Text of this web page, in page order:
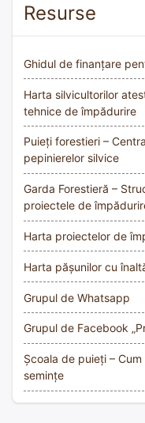
Resurse
Ghidul de finanțare
Harta silvicultorilor
tehnice de împădurire
Puieți forestieri –
pepinierelor silvice
Garda Forestieră –
proiectele de
Harta proiectelor de
Harta pășunilor cu
Grupul de Whatsapp
Grupul de Facebook
Școala de puieți –
semințe